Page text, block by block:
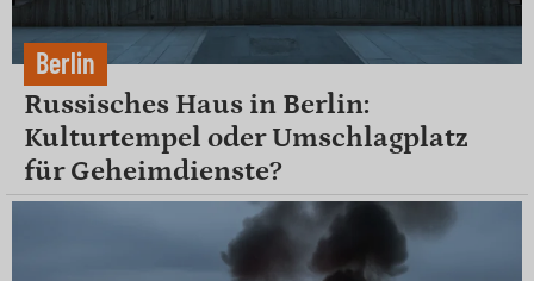
Berlin
Russisches Haus in Berlin:
Kulturtempel oder Umschlagplatz
für Geheimdienste?